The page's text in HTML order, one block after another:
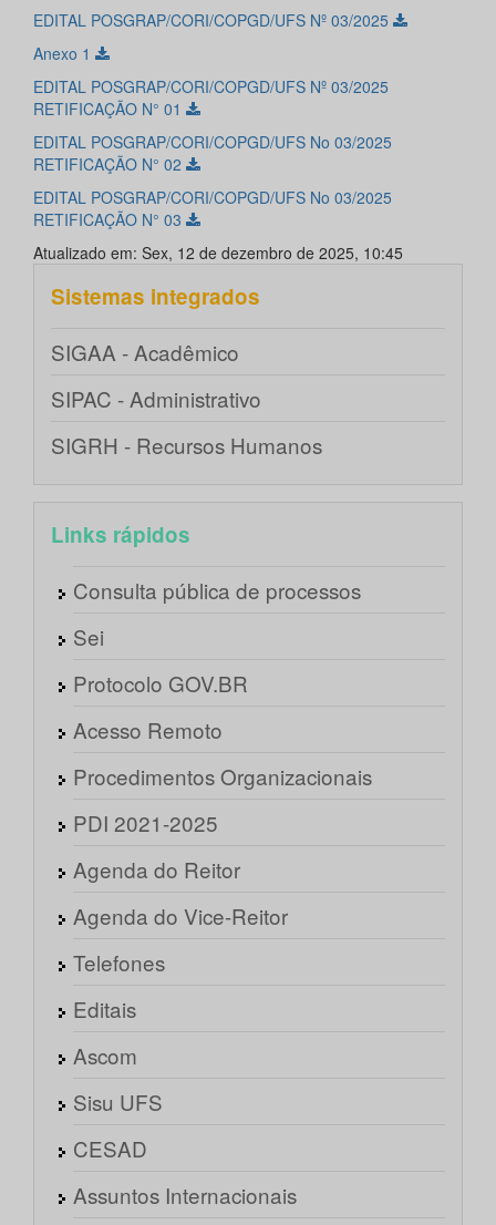
EDITAL POSGRAP/CORI/COPGD/UFS Nº 03/2025
Anexo 1
EDITAL POSGRAP/CORI/COPGD/UFS Nº 03/2025
RETIFICAÇÃO N° 01
EDITAL POSGRAP/CORI/COPGD/UFS No 03/2025
RETIFICAÇÃO N° 02
EDITAL POSGRAP/CORI/COPGD/UFS No 03/2025
RETIFICAÇÃO N° 03
Atualizado em: Sex, 12 de dezembro de 2025, 10:45
Sistemas integrados
SIGAA - Acadêmico
SIPAC - Administrativo
SIGRH - Recursos Humanos
Links rápidos
Consulta pública de processos
Sei
Protocolo GOV.BR
Acesso Remoto
Procedimentos Organizacionais
PDI 2021-2025
Agenda do Reitor
Agenda do Vice-Reitor
Telefones
Editais
Ascom
Sisu UFS
CESAD
Assuntos Internacionais